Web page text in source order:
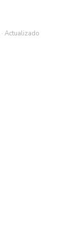
· Actualizado